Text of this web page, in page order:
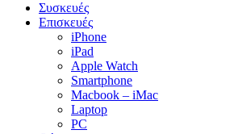
Συσκευές
Επισκευές
iPhone
iPad
Apple Watch
Smartphone
Macbook – iMac
Laptop
PC